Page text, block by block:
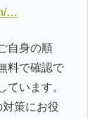
…
自身の順
料で確認で
ています。
策にお役